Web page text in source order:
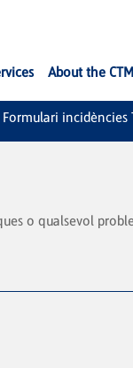
About the CTM
Formulari incidències
o qualsevol